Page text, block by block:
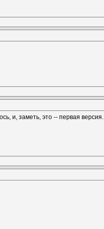
и, заметь, это -- первая версия.